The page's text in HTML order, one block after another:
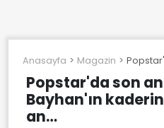
Anasayfa Magazin
Popstar'da son
Bayhan'ın
an…